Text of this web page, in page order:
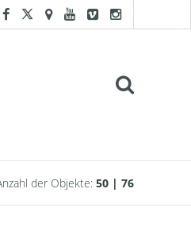
der Objekte: 50 | 76